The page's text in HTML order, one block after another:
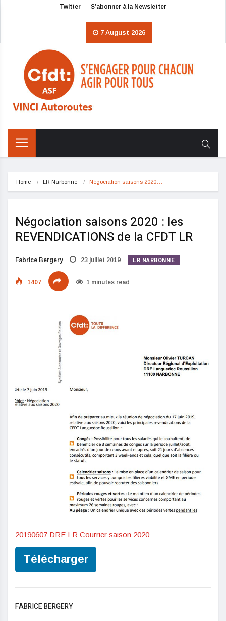
Twitter S’abonner à la Newsletter
7 August 2026
Home LR Narbonne Négociation saisons 2020…
Négociation saisons 2020 : les
REVENDICATIONS de la CFDT LR
Fabrice Bergery 23 juillet 2019 LR NARBONNE
1407 1 minutes read
20190607 DRE LR Courrier saison 2020
Télécharger
FABRICE BERGERY